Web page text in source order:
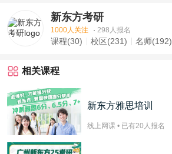
新东方考研
1000人关注 · 298人报名
课程(30) 校区(231) 名师(192)
相关课程
新东方雅思培训
线上网课 • 已有20 人报名